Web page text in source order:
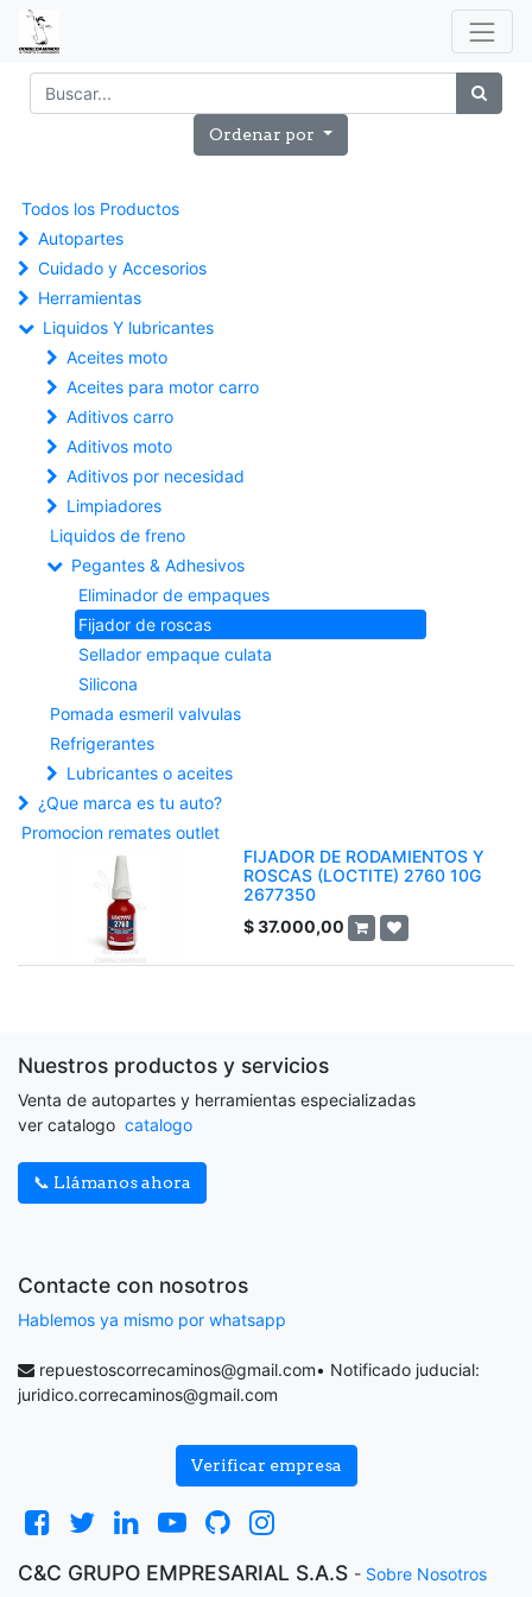
Ordenar por
Todos los Productos
Autopartes
Cuidado y Accesorios
Herramientas
Liquidos Y lubricantes
Aceites moto
Aceites para motor carro
Aditivos carro
Aditivos moto
Aditivos por necesidad
Limpiadores
Liquidos de freno
Pegantes & Adhesivos
Eliminador de empaques
Fijador de roscas
Sellador empaque culata
Silicona
Pomada esmeril valvulas
Refrigerantes
Lubricantes o aceites
¿Que marca es tu auto?
Promocion remates outlet
FIJADOR DE RODAMIENTOS Y
ROSCAS (LOCTITE) 2760 10G
2677350
$37.000,00
Nuestros productos y servicios
Venta de autopartes y herramientas especializadas
ver catalogo catalogo
📞 Llámanos ahora
Contacte con nosotros
Hablemos ya mismo por whatsapp
repuestoscorrecaminos@gmail.com• Notificado juducial:
juridico.correcaminos@gmail.com
Verificar empresa
C&C GRUPO EMPRESARIAL S.A.S - Sobre Nosotros